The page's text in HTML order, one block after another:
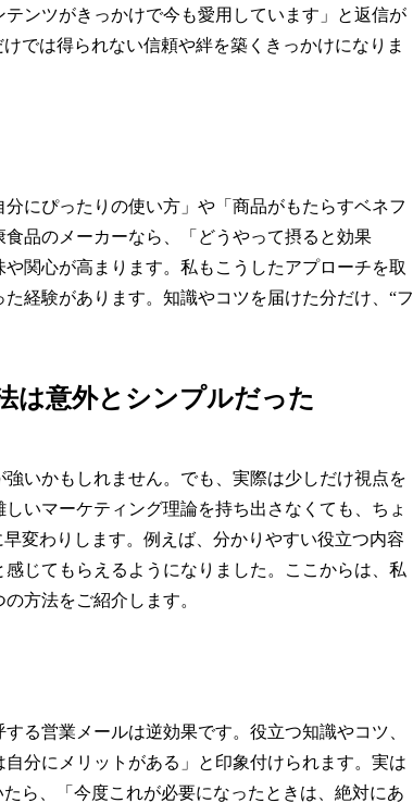
ンツがきっかけで今も愛用しています」と返信が
では得られない信頼や絆を築くきっかけになりま
にぴったりの使い方」や「商品がもたらすベネフ
品のメーカーなら、「どうやって摂ると効果
関心が高まります。私もこうしたアプローチを取
経験があります。知識やコツを届けた分だけ、“フ
は意外とシンプルだった
いかもしれません。でも、実際は少しだけ視点を
いマーケティング理論を持ち出さなくても、ちょ
変わりします。例えば、分かりやすい役立つ内容
じてもらえるようになりました。ここからは、私
方法をご紹介します。
る営業メールは逆効果です。役立つ知識やコツ、
分にメリットがある」と印象付けられます。実は
ら、「今度これが必要になったときは、絶対にあ